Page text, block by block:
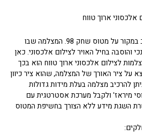
זהו חרטום יעודי שהורכב במקור על מטוס שחק 98. המצלמה שבו
והוסבה בחיל האויר לצילום אלכסוני. כאן
לצילום אלכסוני ארוך טווח הוא בכך
על ציר האורך של המצלמה, שהוא ציר כיוון
להרכיב מצלמה בעלת מידות גדולות
מיראז' ולקבל מערכת אסטרטגית עם
השגת מידע ללא הצורך בחשיפת המטוס